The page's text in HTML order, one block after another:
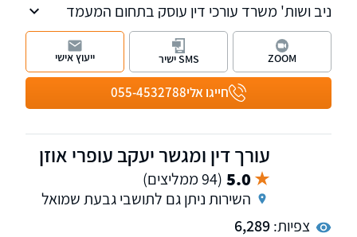
ניב ושות' משרד עורכי דין עוסק בתחום המעמד
האישי ודיני המשפחה והירושה. בנוסף, במשרד
מחלקות העוסקות בדיני עבודה ונזיקין. למשרד
שלוחות ברמת גן, ראשון לציון ונתניה.
חייגו אלי055-4532788
ZOOM SMS ישיר ייעוץ אישי
עורך דין ומגשר יעקב עופרי אוזן
5.0 (94 ממליצים)
השירות ניתן גם לתושבי גבעת שמואל
צפיות:6,289